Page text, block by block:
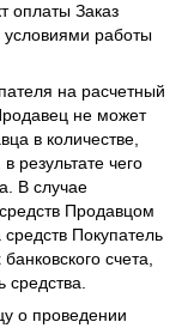
оплаты Заказ
условиями работы
на расчетный
не может
в количестве,
результате чего
В случае
Продавцом
Покупатель
счета,
о проведении